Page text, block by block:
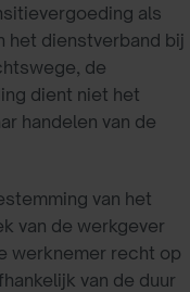
als
het dienstverband bij
de
dient niet het
handelen van de
van het
van de werkgever
werknemer recht op
van de duur